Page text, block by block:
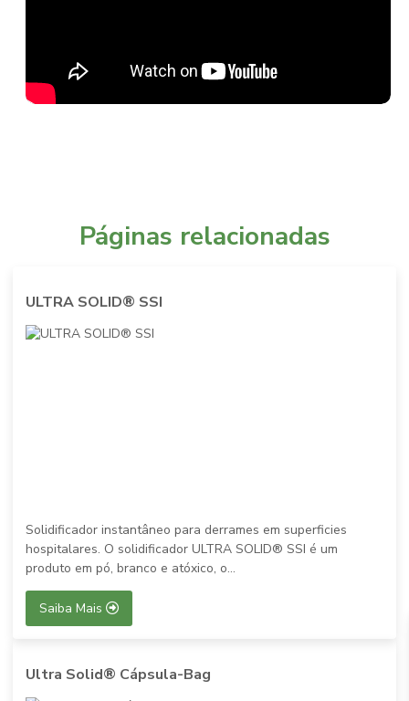
Páginas relacionadas
ULTRA SOLID® SSI
Solidificador instantâneo para derrames em superficies
hospitalares. O solidificador ULTRA SOLID® SSI é um
produto em pó, branco e atóxico, o...
Saiba Mais
Ultra Solid® Cápsula-Bag